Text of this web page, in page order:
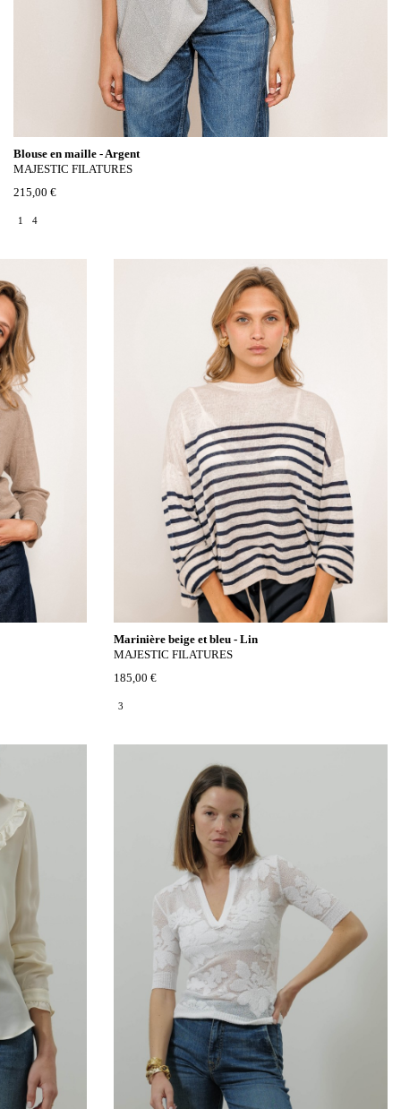
Blouse en maille - Argent
MAJESTIC FILATURES
215,00 €
1 4
Marinière beige et bleu - Lin
MAJESTIC FILATURES
185,00 €
3